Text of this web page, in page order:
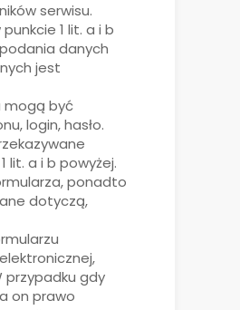
serwisu.
1 lit. a i b
danych
jest
mogą być
login, hasło.
lit. a i b powyżej.
ponadto
dotyczą,
przypadku gdy
on prawo